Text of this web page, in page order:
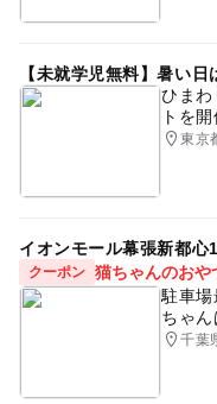
【未就学児無料】暑い
ひまわ
トを開
東京
イオンモール幕張新都心
クーポン 猫ちゃんのお
駐車
ちゃ
千葉